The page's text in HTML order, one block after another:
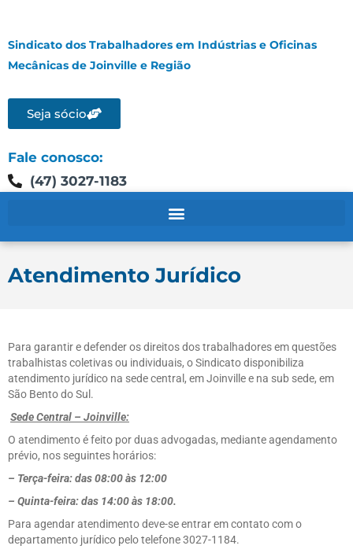
Sindicato dos Trabalhadores em Indústrias e Oficinas
Mecânicas de Joinville e Região
Seja sócio
Fale conosco:
(47) 3027-1183
Atendimento Jurídico
Para garantir e defender os direitos dos trabalhadores em questões
trabalhistas coletivas ou individuais, o Sindicato disponibiliza
atendimento jurídico na sede central, em Joinville e na sub sede, em
São Bento do Sul.
Sede Central – Joinville:
O atendimento é feito por duas advogadas, mediante agendamento
prévio, nos seguintes horários:
– Terça-feira: das 08:00 às 12:00
– Quinta-feira: das 14:00 às 18:00.
Para agendar atendimento deve-se entrar em contato com o
departamento jurídico pelo telefone 3027-1184.